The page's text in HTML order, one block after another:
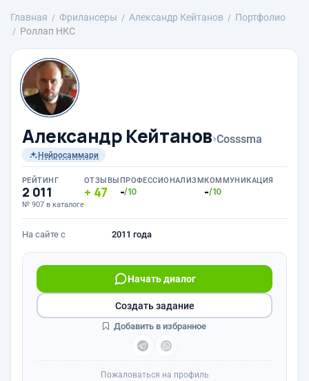
Главная Фрилансеры Александр Кейтанов
Портфолио
Роллап НКС
Александр Кейтанов›Cosssma
Нейросаммари
РЕЙТИНГ
2 011
№ 907 в каталоге
ОТЗЫВЫ
47
ПРОФЕССИОНАЛИЗМ
-/10
КОММУНИКАЦИЯ
-/10
На сайте с 2011 года
Начать диалог
Создать задание
Добавить в избранное
Пожаловаться на профиль